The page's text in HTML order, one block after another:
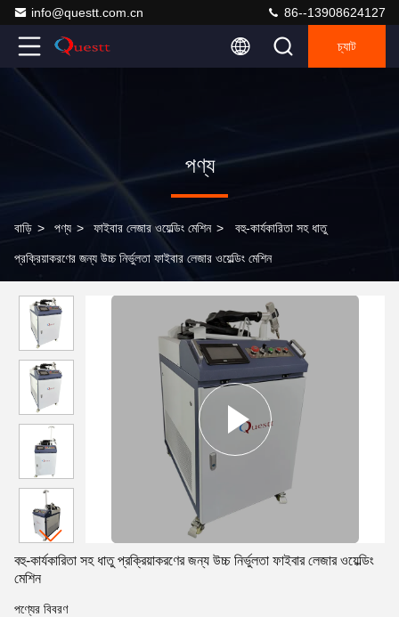
info@questt.com.cn 86--13908624127
চ্যাট
পণ্য
বাড়ি > পণ্য > ফাইবার লেজার ওয়েল্ডিং মেশিন > বহু-কার্যকারিতা সহ ধাতু
প্রক্রিয়াকরণের জন্য উচ্চ নির্ভুলতা ফাইবার লেজার ওয়েল্ডিং মেশিন
বহু-কার্যকারিতা সহ ধাতু প্রক্রিয়াকরণের জন্য উচ্চ নির্ভুলতা ফাইবার লেজার ওয়েল্ডিং
মেশিন
পণ্যের বিবরণ